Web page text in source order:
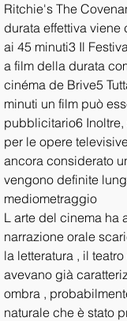
Ritchie's The
durata effettiva
ai 45 minuti3 Il
a film della durata
cinéma de Brive5
minuti un film può
pubblicitario6
per le opere
ancora considerato
vengono definite
mediometraggio
L arte del cinema ha
narrazione orale
la letteratura , il
avevano già
ombra ,
naturale che è stato